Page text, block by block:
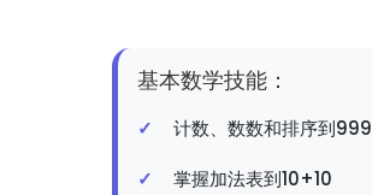
基本数学技能：
计数、数数和排序到999
掌握加法表到10+10